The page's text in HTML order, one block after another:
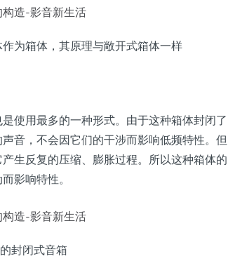
为箱体，其原理与敞开式箱体一样
使用最多的一种形式。由于这种箱体封闭了
音，不会因它们的干涉而影响低频特性。但
生反复的压缩、膨胀过程。所以这种箱体的
影响特性。
封闭式音箱